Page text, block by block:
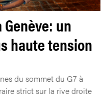
un
haute tension
du sommet du G7 à
strict sur la rive droite